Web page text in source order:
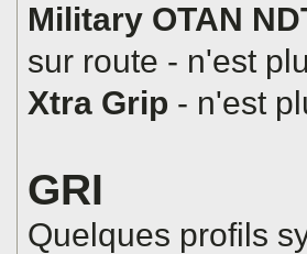
Military OTAN
sur route - n'est
Xtra Grip - n'est
GRI
Quelques profils